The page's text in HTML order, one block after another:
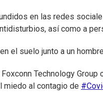
en las redes
así como a
el suelo junto a un
Technology
miedo al contagio de